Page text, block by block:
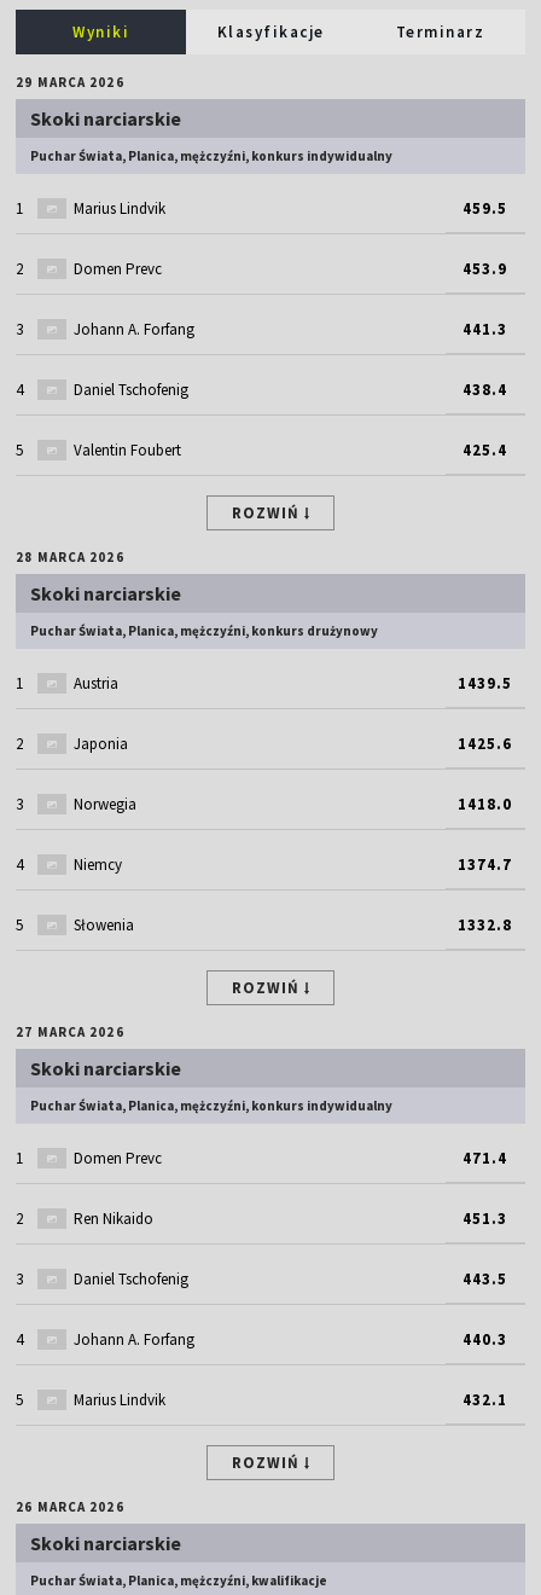
Wyniki Klasyfikacje Terminarz
29 MARCA 2026
Skoki narciarskie
Puchar Świata, Planica, mężczyźni, konkurs indywidualny
1 Marius Lindvik 459.5
2 Domen Prevc 453.9
3 Johann A. Forfang 441.3
4 Daniel Tschofenig 438.4
5 Valentin Foubert 425.4
ROZWIŃ
28 MARCA 2026
Skoki narciarskie
Puchar Świata, Planica, mężczyźni, konkurs drużynowy
1 Austria 1439.5
2 Japonia 1425.6
3 Norwegia 1418.0
4 Niemcy 1374.7
5 Słowenia 1332.8
ROZWIŃ
27 MARCA 2026
Skoki narciarskie
Puchar Świata, Planica, mężczyźni, konkurs indywidualny
1 Domen Prevc 471.4
2 Ren Nikaido 451.3
3 Daniel Tschofenig 443.5
4 Johann A. Forfang 440.3
5 Marius Lindvik 432.1
ROZWIŃ
26 MARCA 2026
Skoki narciarskie
Puchar Świata, Planica, mężczyźni, kwalifikacje